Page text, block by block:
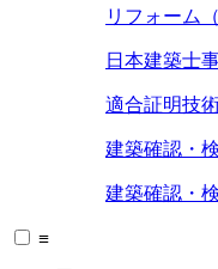
リフォーム
日本建築士
適合証明技
建築確認・
建築確認・
≡